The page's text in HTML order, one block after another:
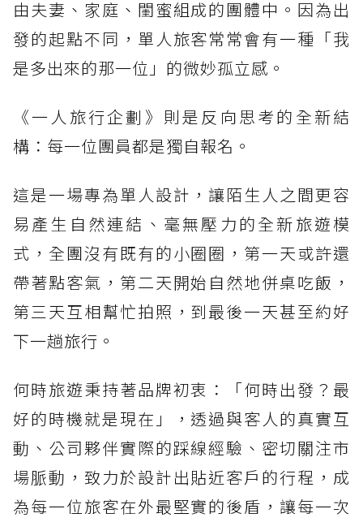
由夫妻、家庭、閨蜜組成的團體中。因為出
發的起點不同，單人旅客常常會有一種「我
是多出來的那一位」的微妙孤立感。
《一人旅行企劃》則是反向思考的全新結
構：每一位團員都是獨自報名。
這是一場專為單人設計，讓陌生人之間更容
易產生自然連結、毫無壓力的全新旅遊模
式，全團沒有既有的小圈圈，第一天或許還
帶著點客氣，第二天開始自然地併桌吃飯，
第三天互相幫忙拍照，到最後一天甚至約好
下一趟旅行。
何時旅遊秉持著品牌初衷：「何時出發？最
好的時機就是現在」，透過與客人的真實互
動、公司夥伴實際的踩線經驗、密切關注市
場脈動，致力於設計出貼近客戶的行程，成
為每一位旅客在外最堅實的後盾，讓每一次